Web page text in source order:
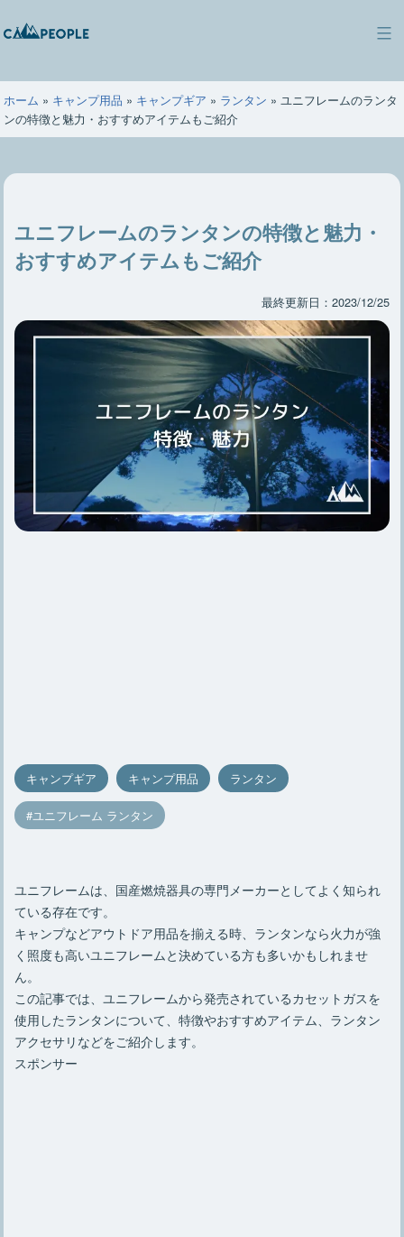
ン
ツ
へ
ス
ッ
キ
ン
ピ
ー
ホーム » キャンプ用品 » キャンプギア » ランタン » ユニフレームのランタ
ンの特徴と魅力・おすすめアイテムもご紹介
ユニフレームのランタンの特徴と魅力・
おすすめアイテムもご紹介
最終更新日：2023/12/25
キャンプギア キャンプ用品 ランタン
ユニフレーム ランタン
ユニフレームは、国産燃焼器具の専門メーカーとしてよく知られ
ている存在です。
キャンプなどアウトドア用品を揃える時、ランタンなら火力が強
く照度も高いユニフレームと決めている方も多いかもしれませ
ん。
この記事では、ユニフレームから発売されているカセットガスを
使用したランタンについて、特徴やおすすめアイテム、ランタン
アクセサリなどをご紹介します。
スポンサー